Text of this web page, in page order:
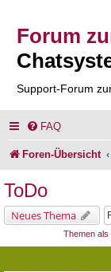
Forum
Support-Forum
FAQ
Foren-Übersicht
ToDo
Neues Thema
Themen als